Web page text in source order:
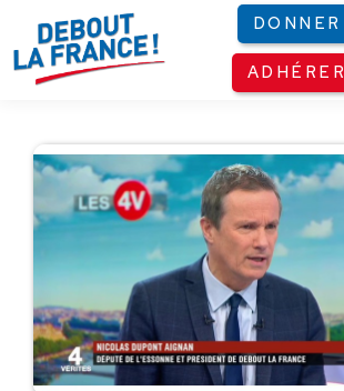
DONNER
ADHÉRER
Panneau de gestion des cookies